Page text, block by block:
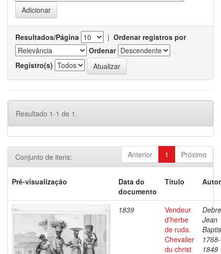
Resultados/Página | Ordenar registros por
Ordenar
Registro(s)
Resultado 1-1 de 1.
Anterior 1 Próximo
Conjunto de itens:
Pré-visualização
Data do
documento
Título
1839
Vendeur
d'herbe
de ruda.
Chevalier
du christ
Jean
1768-
1848